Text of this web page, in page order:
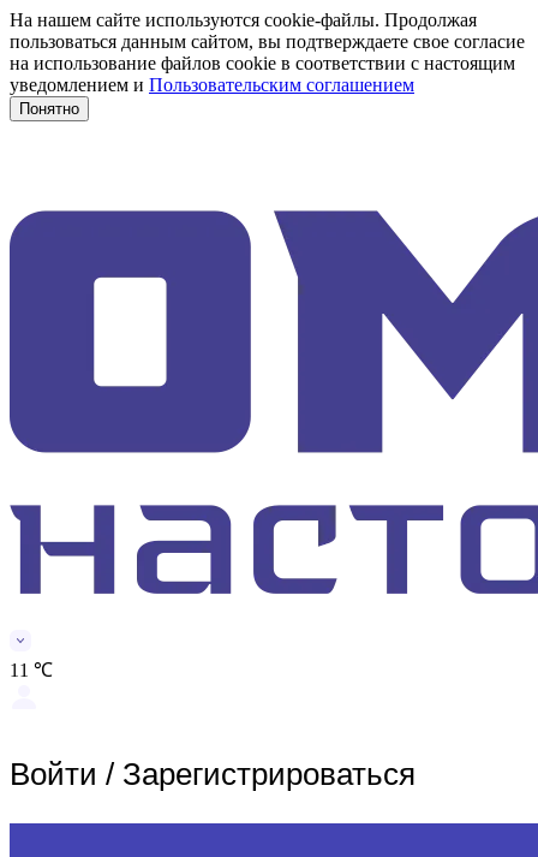
На нашем сайте используются cookie-файлы. Продолжая
пользоваться данным сайтом, вы подтверждаете свое согласие
на использование файлов cookie в соответствии с настоящим
уведомлением и Пользовательским соглашением
Понятно
11 ℃
Войти / Зарегистрироваться